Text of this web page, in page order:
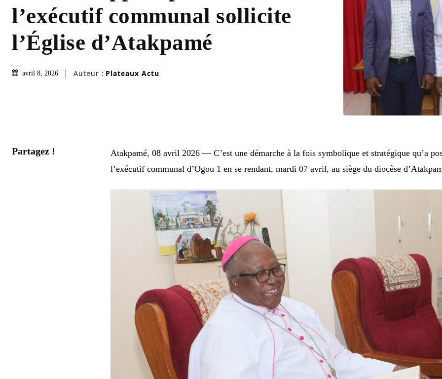
l’exécutif communal sollicite
l’Église d’Atakpamé
avril 8, 2026 Auteur : Plateaux Actu
Partagez !
Atakpamé, 08 avril 2026 — C’est une démarche à la fois symbolique et stratégique qu’a
l’exécutif communal d’Ogou 1 en se rendant, mardi 07 avril, au siège du diocèse